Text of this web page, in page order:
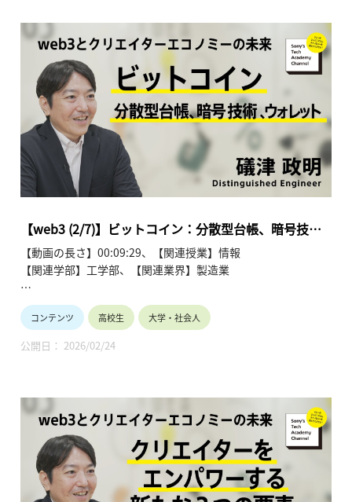
●web3とクリエイターエコノミーの未来~礒津 政明【Sony’s
Tech Academy Channel】
https://www.youtube.com/playlist?
list=PLT57hSt26YAz75U58g8D_Q4RfgzgPEFkx
第1回 クリエイターをエンパワーする新たな３つの要素
第2回 ビットコイン：分散型台帳、暗号技術、ウォレット
第3回 ビットコイン：トランザクションの発行/承認、ブロッ
クチェーン
ンサス
第5回 イーサリアム：スケーラビリティ、レイヤー２、
Soneium
第6回 分散型アプリケーション：NFT、ゲーム、DePIN
第7回 分散型アプリケーション：DAO、クリエイターエコノ
ミー
【web3 (2/7)】ビットコイン：分散型台帳、暗号技
術、ウォレット | 礒津 政明
【動画の長さ】00:09:29、【関連授業】情報
【関連学部】工学部、【関連業界】製造業
Sony's Tech Academy Channelでは、ソニーのエンジニア
が、私たちの生活の中で活用されているテクノロジーについ
て、基礎から最新情報までわかりやすくお伝えします。
●web3とクリエイターエコノミーの未来~礒津 政明【Sony’s
Tech Academy Channel】
https://www.youtube.com/playlist?
list=PLT57hSt26YAz75U58g8D_Q4RfgzgPEFkx
コンテンツ 高校生 大学・社会人
公開日： 2026/02/24